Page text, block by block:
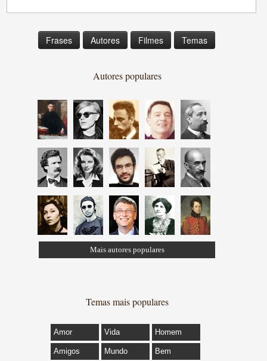
Frases Autores Filmes Temas
Autores populares
Mais autores populares
Temas mais populares
Amor Vida Homem
Amigos Mundo Bem